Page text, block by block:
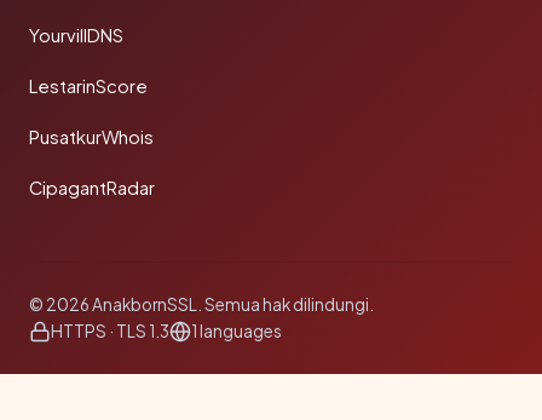
YourvillDNS
LestarinScore
PusatkurWhois
CipagantRadar
© 2026 AnakbornSSL. Semua hak dilindungi.
HTTPS · TLS 1.3
1 languages